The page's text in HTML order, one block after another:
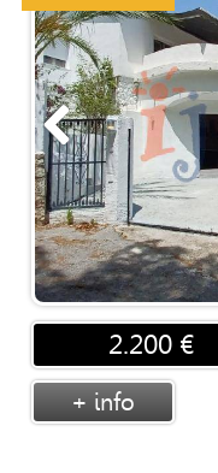
2.200 €
+ info